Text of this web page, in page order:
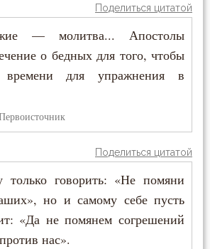
Поделиться цитатой
— молитва... Апостолы
о бедных для того, чтобы
времени для упражнения в
Поделиться цитатой
только говорить: «Не помяни
но и самому себе пусть
«Да не помянем согрешений
нас».